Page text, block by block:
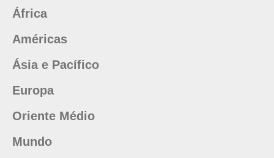
África
Américas
Ásia e Pacífico
Europa
Oriente Médio
Mundo